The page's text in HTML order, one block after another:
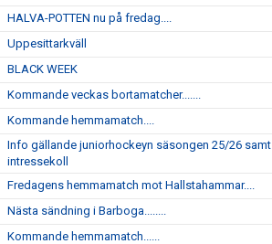
HALVA-POTTEN nu på fredag....
Uppesittarkväll
BLACK WEEK
Kommande veckas bortamatcher.......
Kommande hemmamatch....
Info gällande juniorhockeyn säsongen 25/26 samt
intressekoll
Fredagens hemmamatch mot Hallstahammar....
Nästa sändning i Barboga........
Kommande hemmamatch......